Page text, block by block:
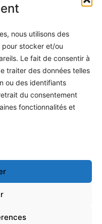
nous utilisons des
pour stocker et/ou
Le fait de consentir à
traiter des données telles
ou des identifiants
du consentement
fonctionnalités et